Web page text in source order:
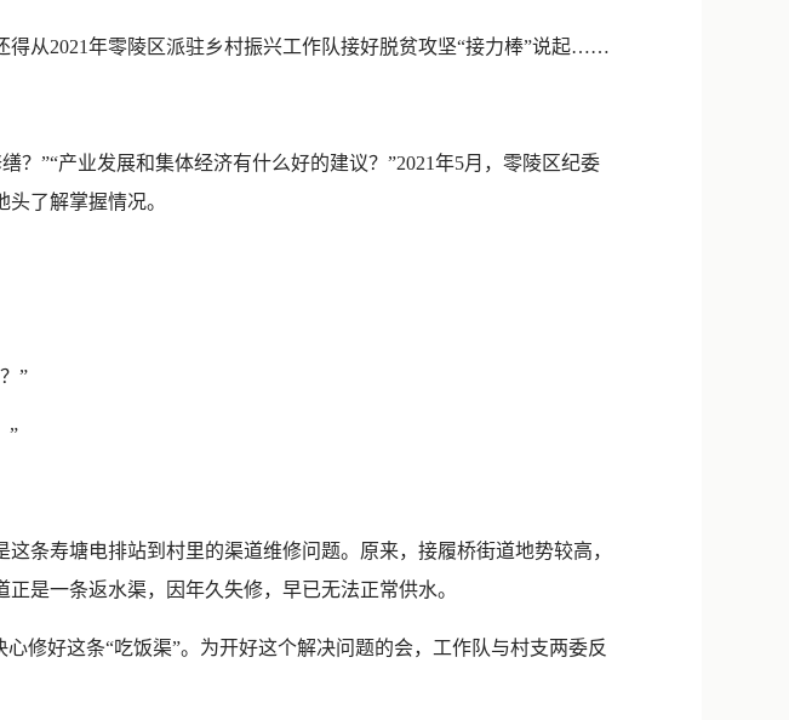
从2021年零陵区派驻乡村振兴工作队接好脱贫攻坚“接力棒”说起……
”“产业发展和集体经济有什么好的建议？”2021年5月，零陵区纪委
了解掌握情况。
”
”
寿塘电排站到村里的渠道维修问题。原来，接履桥街道地势较高，
是一条返水渠，因年久失修，早已无法正常供水。
好这条“吃饭渠”。为开好这个解决问题的会，工作队与村支两委反